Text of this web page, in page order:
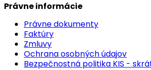
Právne informácie
Právne dokumenty
Faktúry
Zmluvy
Ochrana osobných údajov
Bezpečnostná politika KIS -